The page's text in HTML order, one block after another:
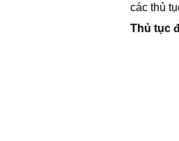
các thủ
Thủ tục